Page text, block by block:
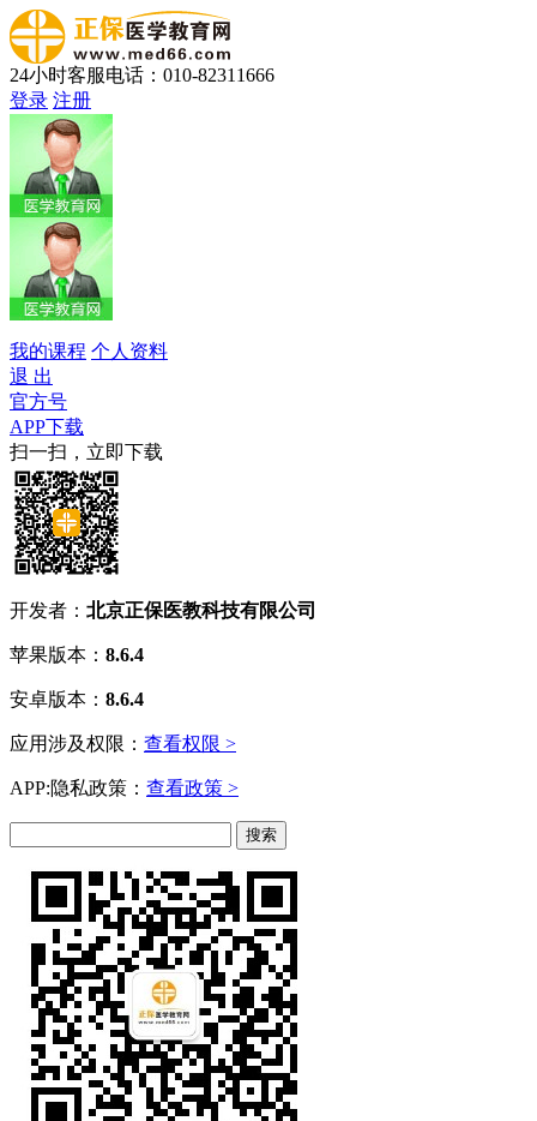
24小时客服电话：010-82311666
登录 注册
我的课程 个人资料
退 出
官方号
APP下载
扫一扫，立即下载
开发者： 北京正保医教科技有限公司
苹果版本： 8.6.4
安卓版本： 8.6.4
应用涉及权限： 查看权限 >
APP:隐私政策： 查看政策 >